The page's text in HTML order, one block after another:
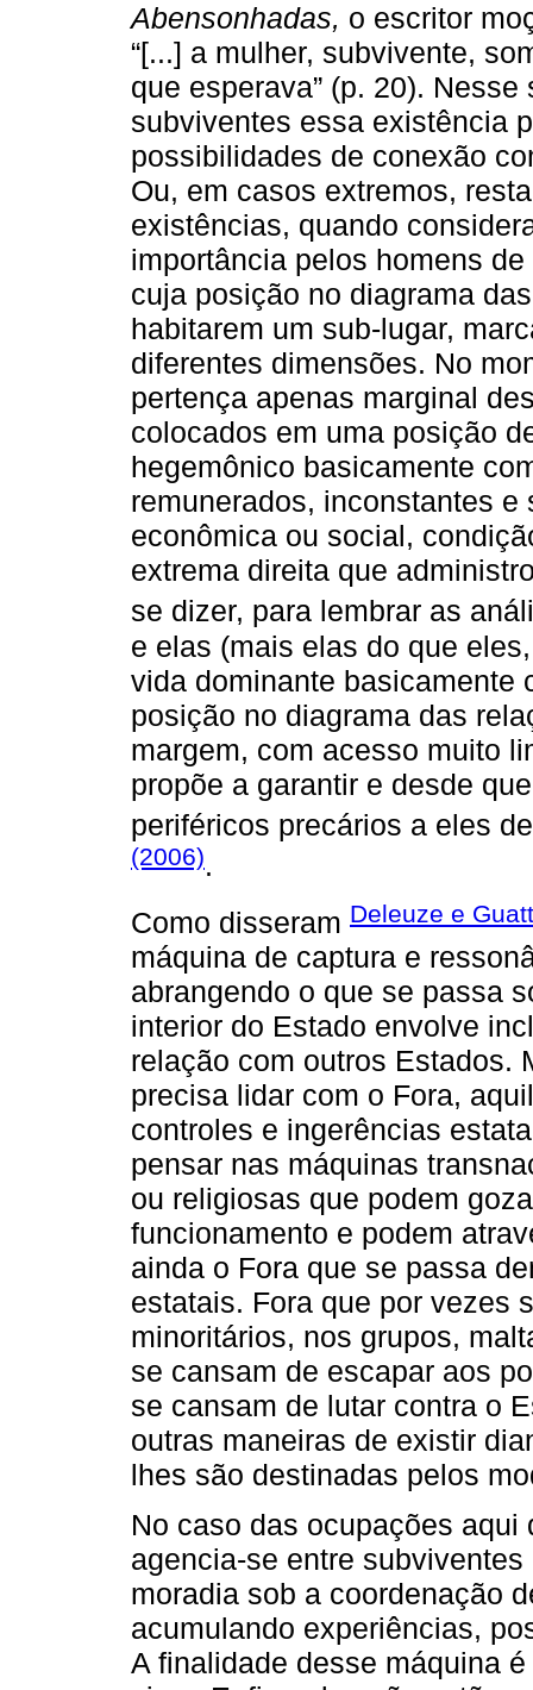
Abensonhadas, o escritor
“[...] a mulher, subvivente,
que esperava” (p. 20).
subviventes essa existência
possibilidades de conexão
Ou, em casos extremos,
existências, quando
importância pelos homens
cuja posição no diagrama
habitarem um sub-lugar,
diferentes dimensões. No
pertença apenas marginal
colocados em uma posição
hegemônico basicamente
remunerados, inconstantes
econômica ou social,
extrema direita que
se dizer, para lembrar as
e elas (mais elas do que
vida dominante basicamente
posição no diagrama das
margem, com acesso muito
propõe a garantir e desde
periféricos precários a eles
(2006).
Como disseram Deleuze e
máquina de captura e
abrangendo o que se passa
interior do Estado envolve
relação com outros Estados.
precisa lidar com o Fora,
controles e ingerências
pensar nas máquinas
ou religiosas que podem
funcionamento e podem
ainda o Fora que se passa
estatais. Fora que por vezes
minoritários, nos grupos,
se cansam de escapar aos
se cansam de lutar contra o
outras maneiras de existir
lhes são destinadas pelos
No caso das ocupações
agencia-se entre
moradia sob a coordenação
acumulando experiências,
A finalidade desse máquina